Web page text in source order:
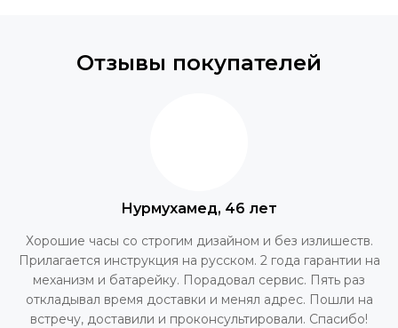
Отзывы покупателей
Нурмухамед, 46 лет
Хорошие часы со строгим дизайном и без излишеств.
Прилагается инструкция на русском. 2 года гарантии на
механизм и батарейку. Порадовал сервис. Пять раз
откладывал время доставки и менял адрес. Пошли на
встречу, доставили и проконсультировали. Спасибо!